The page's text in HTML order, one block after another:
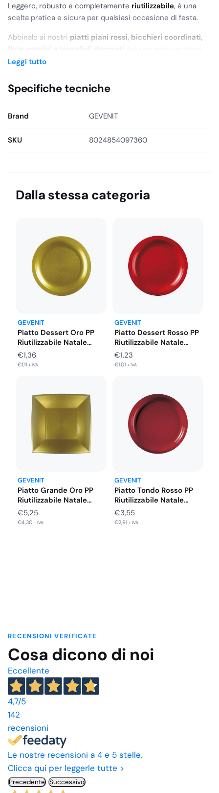
Leggero, robusto e completamente riutilizzabile, è una
scelta pratica e sicura per qualsiasi occasione di festa.
Abbinalo ai nostri piatti piani rossi, bicchieri coordinati,
flute natalizi e tovaglioli decorati
perfetta.
studiata per unire design, praticità e atmosfera natalizia.
tue feste di Natale!
Leggi tutto
Specifiche tecniche
Brand GEVENIT
SKU 8024854097360
Dalla stessa categoria
GEVENIT
Piatto Dessert Oro PP
Riutilizzabile Natale
Capodanno Ø…
€1,36
€1,11 + IVA
GEVENIT
Piatto Dessert Rosso PP
Riutilizzabile Natale
Capodanno Ø…
€1,23
€1,01 + IVA
GEVENIT
Piatto Grande Oro PP
Riutilizzabile Natale
Capodanno 290…
€5,25
€4,30 + IVA
GEVENIT
Piatto Tondo Rosso PP
Riutilizzabile Natale
Capodanno Ø290…
€3,55
€2,91 + IVA
RECENSIONI VERIFICATE
Cosa dicono di noi
Eccellente
4,7/5
142
recensioni
Le nostre recensioni a 4 e 5 stelle.
Clicca qui per leggerle tutte >
Precedente Successivo